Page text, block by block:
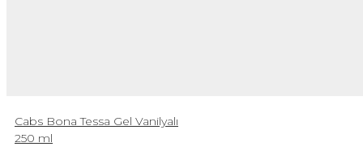
Cabs Bona Tessa Gel Vanilyalı
250 ml